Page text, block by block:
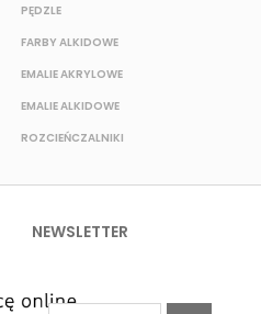
PĘDZLE
FARBY ALKIDOWE
EMALIE AKRYLOWE
EMALIE ALKIDOWE
ROZCIEŃCZALNIKI
NEWSLETTER